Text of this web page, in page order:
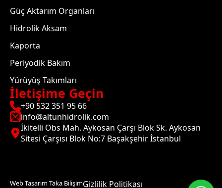
Güç Aktarım Organları
Hidrolik Aksam
Kaporta
Periyodik Bakım
Yürüyüş Takımları
İletişime Geçin
+90 532 351 95 66
info@altunhidrolik.com
İkitelli Obs Mah. Aykosan Çarşı Blok Sk. Aykosan
Sitesi Çarşısı Blok No:7 Başakşehir İstanbul
Web Tasarım Taka BilişimGizlilik Politikası